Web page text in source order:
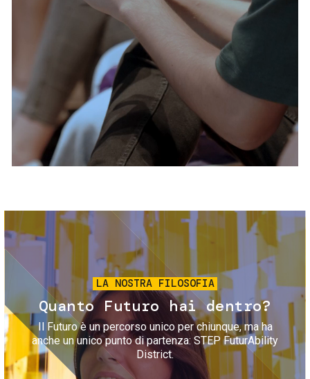
Servizi e accessibilità
Biglietti
Immagine
LA NOSTRA FILOSOFIA
Quanto Futuro hai dentro?
Il Futuro è un percorso unico per chiunque, ma ha
anche un unico punto di partenza: STEP FuturAbility
District.